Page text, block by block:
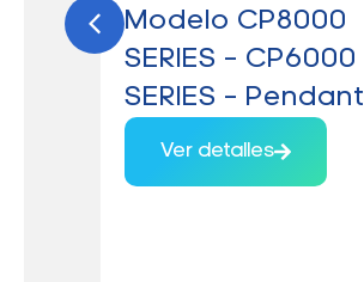
Modelo CP8000
SERIES – CP6000
SERIES – Pendant
Ver detalles